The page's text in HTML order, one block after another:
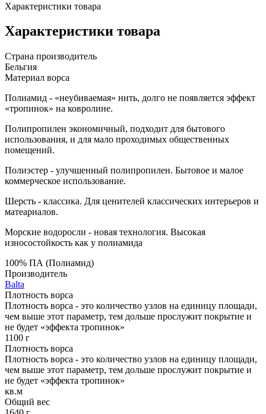
Характеристики товара
Характеристики товара
Страна производитель
Бельгия
Материал ворса
Полиамид - «неубиваемая» нить, долго не появляется эффект
«тропинок» на ковролине.
Полипропилен экономичный, подходит для бытового
использования, и для мало проходимых общественных
помещений.
Полиэстер - улучшенный полипропилен. Бытовое и малое
коммерческое использование.
Шерсть - классика. Для ценителей классических интерьеров и
матеариалов.
Морские водоросли - новая технология. Высокая
износостойкость как у полиамида
100% ПА (Полиамид)
Производитель
Balta
Плотность ворса
Плотность ворса - это количество узлов на единицу площади,
чем выше этот параметр, тем дольше прослужит покрытие и
не будет «эффекта тропинок»
1100 г
Плотность ворса
Плотность ворса - это количество узлов на единицу площади,
чем выше этот параметр, тем дольше прослужит покрытие и
не будет «эффекта тропинок»
кв.м
Общий вес